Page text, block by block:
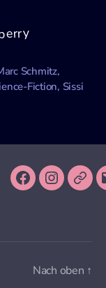
Schmitz,
Fiction, Sissi
FacebookInstagram
Nach oben ↑